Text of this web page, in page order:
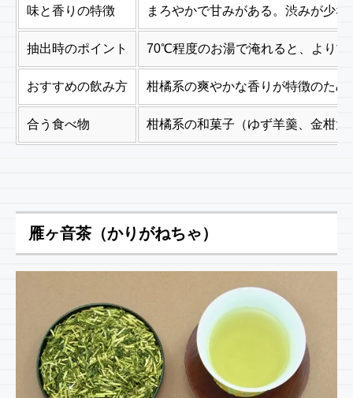
味と香りの特徴 まろやかで甘みがある。渋みが少
抽出時のポイント 70℃程度のお湯で淹れると、より甘
おすすめの飲み方 柑橘系の爽やかな香りが特徴のた
合う食べ物 柑橘系の和菓子（ゆず羊羹、金柑
雁ヶ音茶（かりがねちゃ）